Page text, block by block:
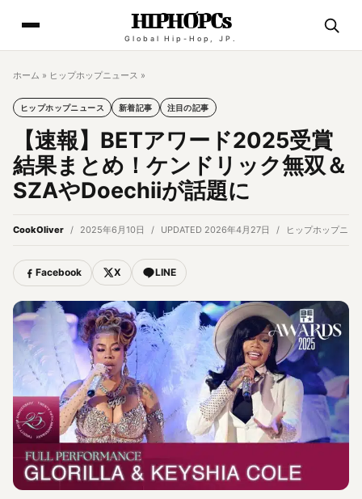
HIPHOPCs
Global Hip-Hop, JP.
ホーム » ヒップホップニュース »
ヒップホップニュース 新着記事 注目の記事
【速報】BETアワード2025受賞
結果まとめ！ケンドリック無双＆
SZAやDoechiiが話題に
CookOliver 2025年6月10日 UPDATED 2026年4月27日 ヒップホップニュ
Facebook X LINE